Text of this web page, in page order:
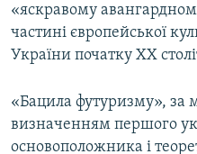
«яскравому
частині європейської
України початку ХХ
«Бацила футуризму», за
визначенням першого
основоположника і